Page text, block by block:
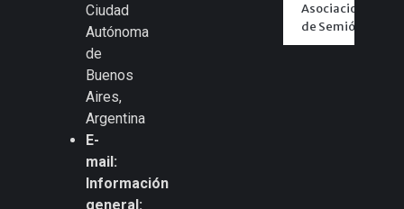
Ciudad
Autónoma
de
Buenos
Aires,
Argentina
E-
mail:
Información
general:
Asociaciones
de Semiótica